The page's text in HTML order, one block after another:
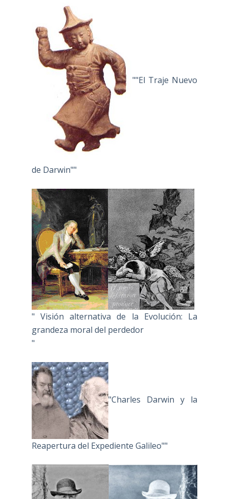
""El Traje Nuevo
de Darwin""
" Visión alternativa de la Evolución: La
grandeza moral del perdedor
"
"Charles Darwin y la
Reapertura del Expediente Galileo""